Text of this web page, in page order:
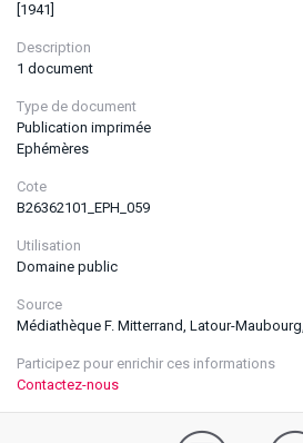
[1941]
Description
1 document
Type de document
Publication imprimée
Ephémères
Cote
B26362101_EPH_059
Utilisation
Domaine public
Source
Médiathèque F. Mitterrand, Latour-
Participez pour enrichir ces informations
Contactez-nous